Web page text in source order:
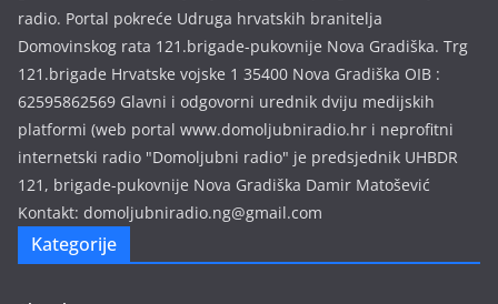
j
a
radio. Portal pokreće Udruga hrvatskih branitelja
Domovinskog rata 121.brigade-pukovnije Nova Gradiška. Trg
121.brigade Hrvatske vojske 1 35400 Nova Gradiška OIB :
62595862569 Glavni i odgovorni urednik dviju medijskih
platformi (web portal www.domoljubniradio.hr i neprofitni
internetski radio "Domoljubni radio" je predsjednik UHBDR
121, brigade-pukovnije Nova Gradiška Damir Matošević
Kontakt: domoljubniradio.ng@gmail.com
Kategorije